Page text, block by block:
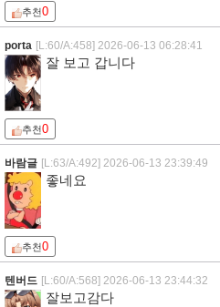
추천0
porta [L:60/A:458] 2026-06-13 06:28:41
잘 보고 갑니다
추천0
바람글 [L:63/A:492] 2026-06-13 23:39:49
좋네요
추천0
텐버드 [L:60/A:568] 2026-06-13 23:44:32
잘보고감다